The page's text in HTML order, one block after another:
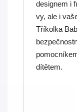
designem i
vy, ale i
Tříkolka
dítětem.